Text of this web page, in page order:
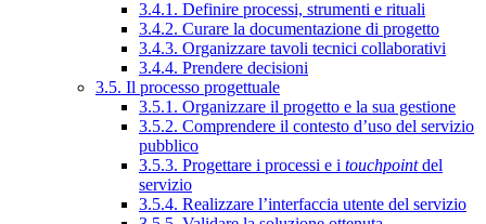
3.4.1. Definire processi, strumenti e rituali
3.4.2. Curare la documentazione di progetto
3.4.3. Organizzare tavoli tecnici collaborativi
3.4.4. Prendere decisioni
3.5. Il processo progettuale
3.5.1. Organizzare il progetto e la sua gestione
3.5.2. Comprendere il contesto d’uso del servizio
pubblico
3.5.3. Progettare i processi e i touchpointdel
servizio
3.5.4. Realizzare l’interfaccia utente del servizio